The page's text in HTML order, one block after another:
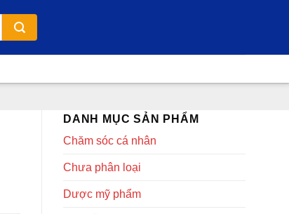
DANH MỤC SẢN PHẨM
Chăm sóc cá nhân
Chưa phân loại
Dược mỹ phẩm